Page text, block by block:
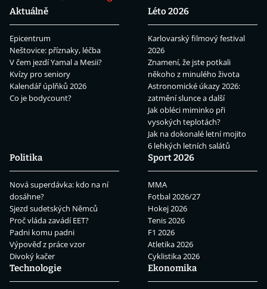
Aktuálně
Epicentrum
Neštovice: příznaky, léčba
V čem jezdí Yamal a Mesii?
Kvízy pro seniory
Kalendář úplňků 2026
Co je bodycount?
Léto 2026
Karlovarský filmový festival
2026
Znamení, že jste potkali
někoho z minulého života
Astronomické úkazy 2026:
zatmění slunce a další
Jak obléci miminko při
vysokých teplotách?
Jak na dokonalé letní mojito
6 lehkých letních salátů
Politika
Nová superdávka: kdo na ní
dosáhne?
Sjezd sudetských Němců
Proč vláda zavádí EET?
Padni komu padni
Výpověď z práce vzor
Divoký kačer
Sport 2026
MMA
Fotbal 2026/27
Hokej 2026
Tenis 2026
F1 2026
Atletika 2026
Cyklistika 2026
Technologie
Ekonomika